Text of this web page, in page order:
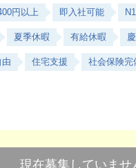
円以上 即入社可能
夏季休暇 有給休暇
由 住宅支援 社会保険完
現在募集していませ